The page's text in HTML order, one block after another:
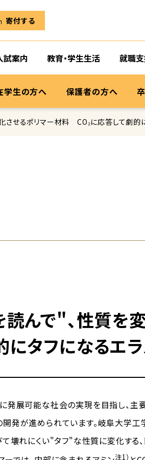
試案内 教育・学生生活 就職支
学生の方へ 保護者の方へ
寄付する
させるポリマー材料 CO₂に応答して劇的
んで"、性質を
にタフになるエ
展可能な社会の実現を目指し、主
発が進められています。岐阜大学
て壊れにくい"タフ"な性質に変化する
注1）